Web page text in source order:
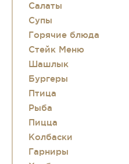
Салаты
Супы
Горячие блюда
Стейк Меню
Шашлык
Бургеры
Птица
Рыба
Пицца
Колбаски
Гарниры